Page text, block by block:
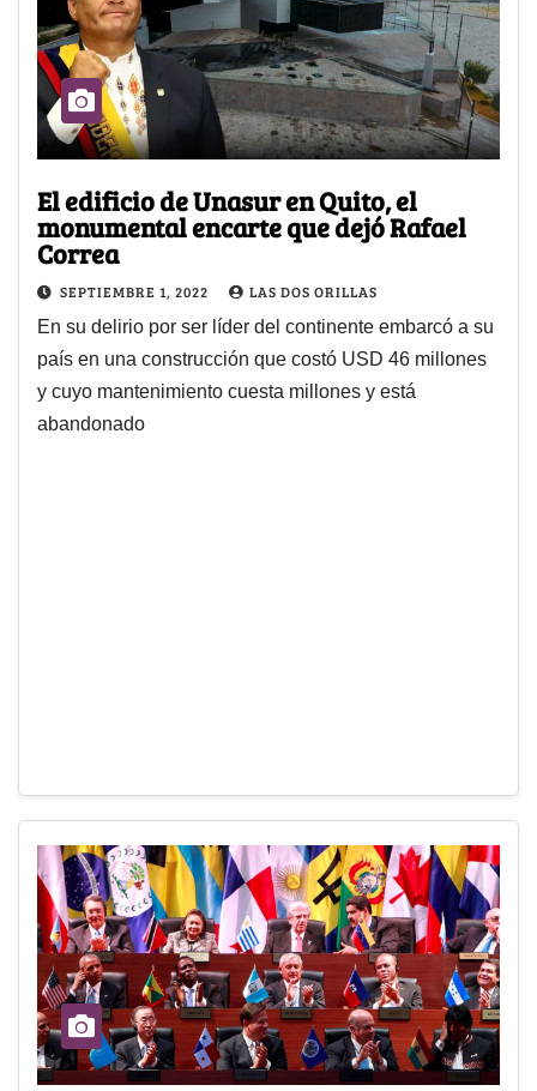
El edificio de Unasur en Quito, el
monumental encarte que dejó Rafael
Correa
SEPTIEMBRE 1, 2022 LAS DOS ORILLAS
En su delirio por ser líder del continente embarcó a su
país en una construcción que costó USD 46 millones
y cuyo mantenimiento cuesta millones y está
abandonado